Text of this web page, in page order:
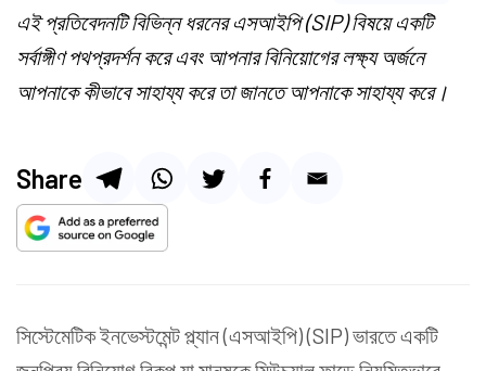
এই প্রতিবেদনটি বিভিন্ন ধরনের এসআইপি (SIP) বিষয়ে একটি
সর্বাঙ্গীণ পথপ্রদর্শন করে এবং আপনার বিনিয়োগের লক্ষ্য অর্জনে
আপনাকে কীভাবে সাহায্য করে তা জানতে আপনাকে সাহায্য করে।
Share
সিস্টেমেটিক ইনভেস্টমেন্ট প্ল্যান (এসআইপি) (SIP) ভারতে একটি